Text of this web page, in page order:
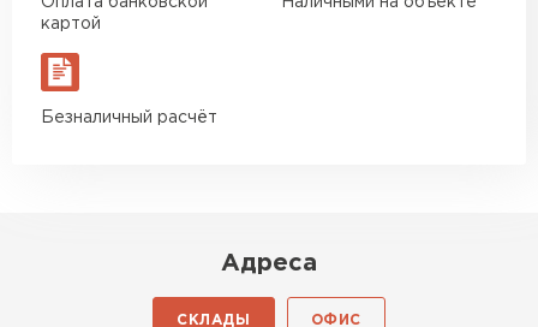
картой
Безналичный расчёт
Адреса
СКЛАДЫ ОФИС